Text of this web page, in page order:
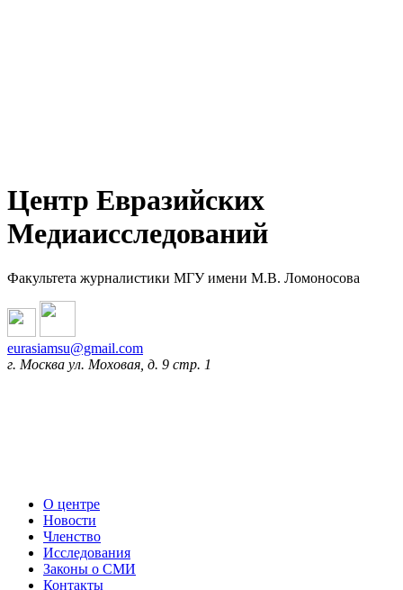
Центр Евразийских
Медиаисследований
Факультета журналистики МГУ имени М.В. Ломоносова
eurasiamsu@gmail.com
г. Москва ул. Моховая, д. 9 стр. 1
О центре
Новости
Членство
Исследования
Законы о СМИ
Контакты